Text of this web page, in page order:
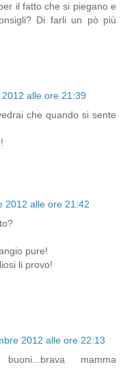
il fatto che si piegano e
Di farli un pò più
alle ore 21:39
che quando si sente
2012 alle ore 21:42
pure!
li provo!
2012 alle ore 22:13
mamma